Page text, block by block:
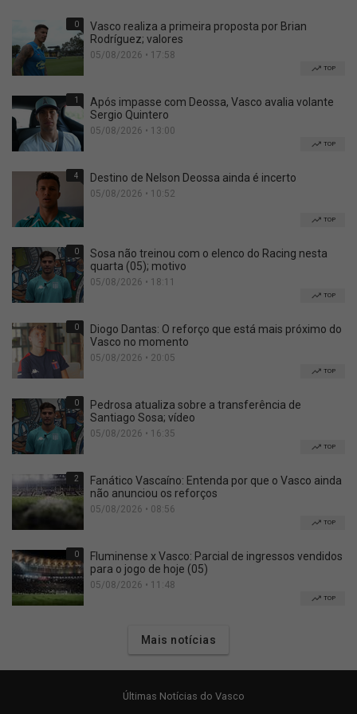
0
Vasco realiza a primeira proposta por Brian
Rodríguez; valores
05/08/2026 • 17:58
TOP
1
Após impasse com Deossa, Vasco avalia volante
Sergio Quintero
05/08/2026 • 13:00
TOP
4 Destino de Nelson Deossa ainda é incerto
05/08/2026 • 10:52
TOP
0
Sosa não treinou com o elenco do Racing nesta
quarta (05); motivo
05/08/2026 • 18:11
TOP
0
Diogo Dantas: O reforço que está mais próximo do
Vasco no momento
05/08/2026 • 20:05
TOP
0
Pedrosa atualiza sobre a transferência de
Santiago Sosa; vídeo
05/08/2026 • 16:35
TOP
2
Fanático Vascaíno: Entenda por que o Vasco ainda
não anunciou os reforços
05/08/2026 • 08:56
TOP
0
Fluminense x Vasco: Parcial de ingressos vendidos
para o jogo de hoje (05)
05/08/2026 • 11:48
TOP
Mais notícias
Últimas Notícias do Vasco